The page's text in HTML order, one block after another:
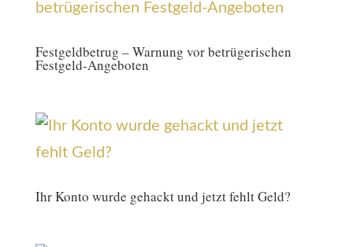
Festgeldbetrug – Warnung vor betrügerischen
Festgeld-Angeboten
Ihr Konto wurde gehackt und jetzt fehlt Geld?